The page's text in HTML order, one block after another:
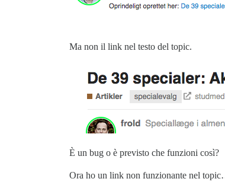
Ma non il link nel testo del topic.
È un bug o è previsto che funzioni così?
Ora ho un link non funzionante nel